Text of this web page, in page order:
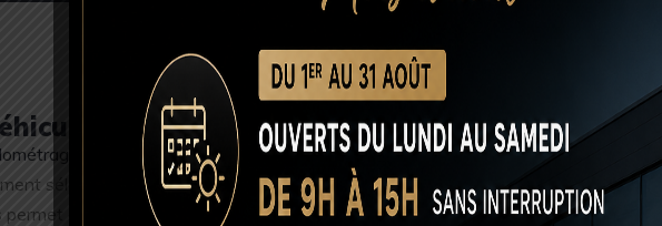
seconde main peu kilométrage Bordeaux
Bordeaux représente l’équilibre parfait entre qualité, fiabilité et budget
sélectionnée selon des critères exigeants : faible kilométrage, carnet
permet de bénéficier d’un véhicule proche du neuf, sans les inconvénients de la